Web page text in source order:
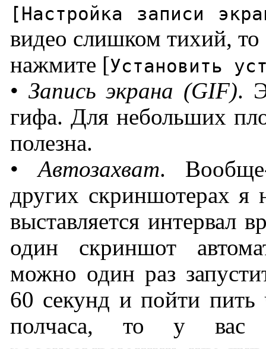
[Настройка записи
видео слишком тихий, то
нажмите [Установить
• Запись экрана (GIF).
гифа. Для небольших
полезна.
•Автозахват.
других скриншотерах я
выставляется интервал
один скриншот
можно один раз
60 секунд и пойти пить
полчаса, то у вас